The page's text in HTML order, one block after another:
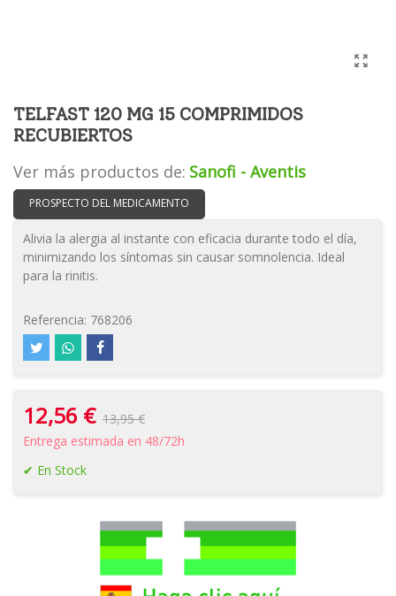
TELFAST 120 MG 15 COMPRIMIDOS
RECUBIERTOS
Ver más productos de: Sanofi - Aventis
PROSPECTO DEL MEDICAMENTO
Alivia la alergia al instante con eficacia durante todo el día,
minimizando los síntomas sin causar somnolencia. Ideal
para la rinitis.
Referencia: 768206
12,56 € 13,95 €
Entrega estimada en 48/72h
En Stock